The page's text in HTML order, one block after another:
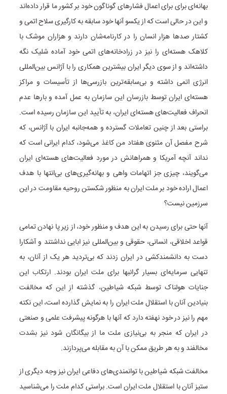
بهانه‌ای برای برای اعمال فشار‌های گوناگون خود بر کشور ما قرار داده‌اند
و این در حالی است که از یکسو آنها خود سابقه به کارگیری سلاح اتمی و
کشتار صدها هزار انسان را در کارنامه‌شان دارند و هزاران موشک با
کلاهک هسته‌ای را نیز در زرادخانه‌های اتمی خود آماده شلیک نگه
داشته‌اند و از سوی دیگر ایران بیشترین همکاری را با آژانس بین‌المللی
انرژی اتمی داشته و بی‌سابقه‌ترین بازرسی‌ها از تأسیسات و مراکز
هسته‌ای ایران توسط بازرسان این سازمان به عمل آمده و بارها عدم
انحراف فعالیت‌های هسته‌ای ایران، به تأیید این سازمان رسیده است.
براستی بعد از چنین تعاملات گسترده و همه‌جانبه ایران با آژانس، که
شرح مفصل آن مثنوی هفتاد من کاغذ می‌شود، کدام ایرانی است که
نداند آنچه آمریکا و همراهانش در مورد فعالیت‌های هسته‌ای ایران
می‌گویند، چیزی جز اتهامات واهی و بهانه‌‌گیری‌های بی‌انتها با هدف
اعمال اراده خود بر ملت ایران به منظور شکستن روحیه مقاومت در این
سرزمین نیست؟
آنها حتی برای رسیدن به این هدف و منظور خود، از زیر پا نهادن تمامی
قواعد اخلاقی، انسانی، حقوقی و بین‌المللی نیز ابایی نداشتند و آشکارا
دست به دانشمند‌کشی در ایران زدند که بی‌تردید هر یک از آنان، به
تنهایی سرمایه‌ای بسیار گرانبها برای ملت ایران بودند. ارتکاب این
جنایات هولناک توسط شبکه شیاطین، گذشته از این که مخالفت
بنیادین آنان با استقلال ملت ایران را به نمایش گذارده است، این نکته
مهم را نیز در خود نهفته دارد که آنها با هرگونه پیشرفت علمی و صنعتی
در ایران که منجر به بی‌نیازی ملت ما از بیگانگان شود نیز بشدت
مخالفند و به هر طریق ممکن با آن به مقابله می‌پردازند.
مخالفت شبکه شیاطین با توانمندی‌های دفاعی ایران نیز وجه دیگری از
ستیز آنان با استقلال ملت ایران است. براستی کدام ملت را می‌شناسید